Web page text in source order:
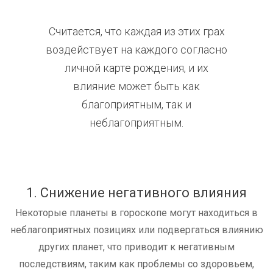
Считается, что каждая из этих грах
воздействует на каждого согласно
личной карте рождения, и их
влияние может быть как
благоприятным, так и
неблагоприятным.
1. Снижение негативного влияния
Некоторые планеты в гороскопе могут находиться в
неблагоприятных позициях или подвергаться влиянию
других планет, что приводит к негативным
последствиям, таким как проблемы со здоровьем,